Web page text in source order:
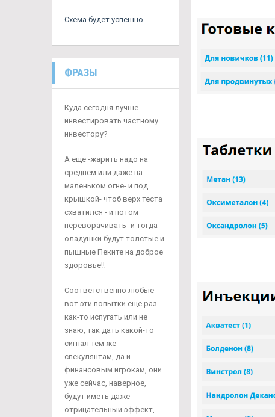
Схема будет успешно.
ФРАЗЫ
Куда сегодня лучше
инвестировать частному
инвестору?
А еще -жарить надо на
среднем или даже на
маленьком огне- и под
крышкой- чтоб верх теста
схватился - и потом
переворачивать -и тогда
оладушки будут толстые и
пышные Пеките на доброе
здоровье!!
Соответственно любые
вот эти попытки еще раз
как-то испугать или не
знаю, так дать какой-то
сигнал тем же
спекулянтам, да и
финансовым игрокам, они
уже сейчас, наверное,
будут иметь даже
отрицательный эффект,